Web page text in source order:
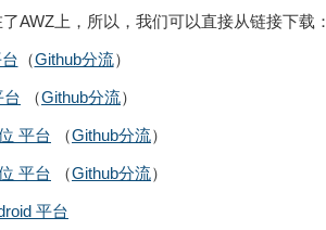
AWZ上，所以，我们可以直接从链接下载：
（Github分流）
台 （Github分流）
平台 （Github分流）
平台 （Github分流）
平台